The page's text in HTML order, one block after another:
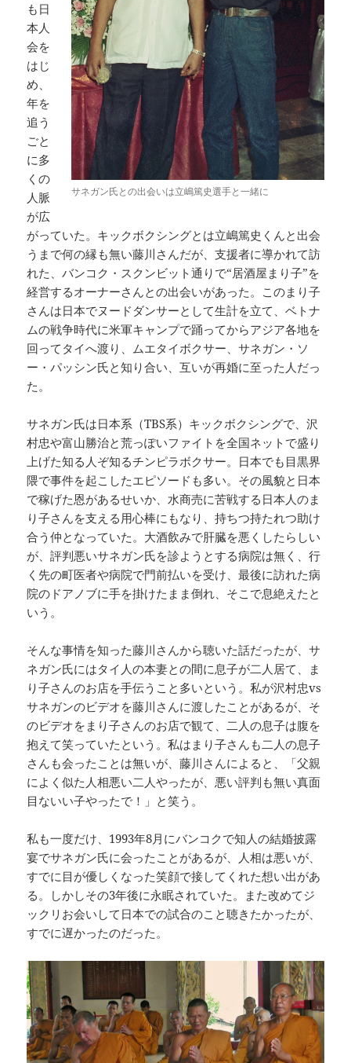
サネガン氏との出会いは立嶋篤史選手と一緒に
も日
本人
会を
はじ
め、
年を
追う
ごと
に多
くの
人脈
が広
がっていた。キックボクシングとは立嶋篤史くんと出会
うまで何の縁も無い藤川さんだが、支援者に導かれて訪
れた、バンコク・スクンビット通りで“居酒屋まり子”を
経営するオーナーさんとの出会いがあった。このまり子
さんは日本でヌードダンサーとして生計を立て、ベトナ
ムの戦争時代に米軍キャンプで踊ってからアジア各地を
回ってタイへ渡り、ムエタイボクサー、サネガン・ソ
ー・パッシン氏と知り合い、互いが再婚に至った人だっ
た。
サネガン氏は日本系（TBS系）キックボクシングで、沢
村忠や富山勝治と荒っぽいファイトを全国ネットで盛り
上げた知る人ぞ知るチンピラボクサー。日本でも目黒界
隈で事件を起こしたエピソードも多い。その風貌と日本
で稼げた恩があるせいか、水商売に苦戦する日本人のま
り子さんを支える用心棒にもなり、持ちつ持たれつ助け
合う仲となっていた。大酒飲みで肝臓を悪くしたらしい
が、評判悪いサネガン氏を診ようとする病院は無く、行
く先の町医者や病院で門前払いを受け、最後に訪れた病
院のドアノブに手を掛けたまま倒れ、そこで息絶えたと
いう。
そんな事情を知った藤川さんから聴いた話だったが、サ
ネガン氏にはタイ人の本妻との間に息子が二人居て、ま
り子さんのお店を手伝うこと多いという。私が沢村忠vs
サネガンのビデオを藤川さんに渡したことがあるが、そ
のビデオをまり子さんのお店で観て、二人の息子は腹を
抱えて笑っていたという。私はまり子さんも二人の息子
さんも会ったことは無いが、藤川さんによると、「父親
によく似た人相悪い二人やったが、悪い評判も無い真面
目ないい子やったで！」と笑う。
私も一度だけ、1993年8月にバンコクで知人の結婚披露
宴でサネガン氏に会ったことがあるが、人相は悪いが、
すでに目が優しくなった笑顔で接してくれた想い出があ
る。しかしその3年後に永眠されていた。また改めてジ
ックリお会いして日本での試合のこと聴きたかったが、
すでに遅かったのだった。